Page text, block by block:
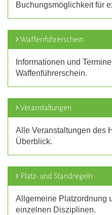
Buchungsmöglichkeit für
Waffenführerschein
Informationen und
Waffenführerschein.
Veranstaltungen
Alle Veranstaltungen des
Überblick.
Platz- und Standregeln
Allgemeine Platzordnung
einzelnen Disziplinen.